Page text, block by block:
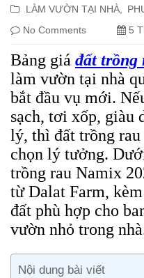
LÀM VƯỜN TẠI NHÀ
No Comments
5
Bảng giá đất trồng
làm vườn tại nhà
bắt đầu vụ mới.
sạch, tơi xốp, giàu
lý, thì đất trồng
chọn lý tưởng.
trồng rau Namix
từ Dalat Farm,
đất phù hợp cho
vườn nhỏ trong
Nội dung bài viết